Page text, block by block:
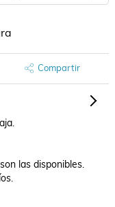
Compartir
las disponibles.